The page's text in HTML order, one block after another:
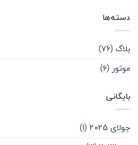
دسته‌ها
بلاگ (۷۶)
موتور (۶)
بایگانی
جولای 2025
(1)